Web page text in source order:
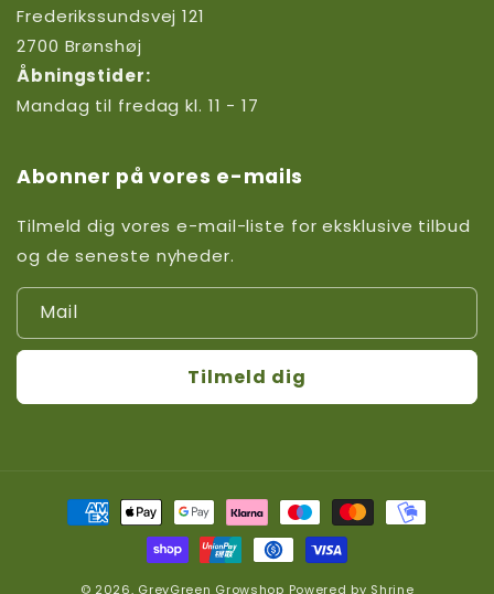
Frederikssundsvej 121
2700 Brønshøj
Åbningstider:
Mandag til fredag kl. 11 - 17
Abonner på vores e-mails
Tilmeld dig vores e-mail-liste for eksklusive tilbud
og de seneste nyheder.
Mail
Tilmeld dig
Betalingsmetoder
© 2026, GreyGreen Growshop Powered by Shrine